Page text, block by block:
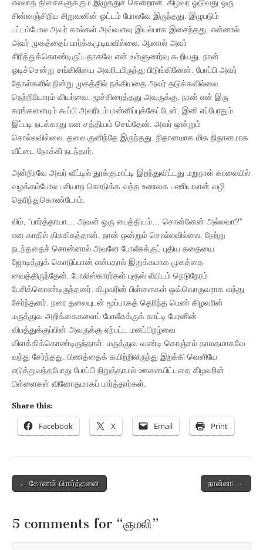
எல்லாத் திசைகளுக்கும் இழுத்துச் சென்றான். கிழவர் ஓடுவது ஒரு
சின்னஞ்சிறிய சிறுவனின் ஓட்டம் போலவே இருந்தது. இழுபடும்
பட்டம்போல அவர் கால்கள் அவ்வளவு இயல்பாக இசைந்தது. என்னால்
அவர் முகத்தைப் பார்க்கமுடியவில்லை. ஆனால் அவர்
சிரித்துக்கொண்டிருப்பதாகவே என் உள்ளுணர்வு கூறியது. நான்
ஓடிச்சென்று சங்கிலியை அவரிடமிருந்து பிடுங்கினேன். போப்பி அவர்
தோள்களில் நின்று முகத்தில் நக்கியதை அவர் தடுக்கவில்லை.
நெற்றியோரம் வியர்வை. மூச்சிரைத்தது அவருக்கு. நான் என் இரு
கரங்களையும் கூப்பி அவரிடம் மன்னிப்புக்கேட்டேன். இனி எப்போதும்
இப்படி நடக்காது என சத்தியம் செய்தேன். அவர் ஒன்றும்
சொல்லவில்லை. தலை குனிந்தே இருந்தது. நிதானமாக மிக நிதானமாக
வீட்டை நோக்கி நடந்தார்.
அன்றிரவே அவர் வீட்டில் தூக்குமாட்டி இறந்துவிட்டது மறுநாள் காலையில்
வழக்கம்போல பசியாற கொடுக்க வந்த உணவக பணியாளன் வழி
தெரிந்துகொண்டோம்.
லிம், “பார்த்தாயா… அவன் ஒரு பைத்தியம்… சொன்னேன் அல்லவா?”
என காதில் கிசுகிசுத்தான். நான் ஒன்றும் சொல்லவில்லை. நேற்று
நடந்ததைச் சொன்னால் அவனே போலீசுக்குப் புதிய கதையை
ஜோடித்துக் கொடுப்பான் என்பதால் இறுக்கமாக முகத்தை
வைத்திருந்தேன். போலிஸ்காரர்கள் புரூஸ் லீயிடம் நெடுநேரம்
பேசிக்கொண்டிருந்தனர். கிழவரின் பிள்ளைகள் ஒவ்வொருவராக வந்து
சேர்ந்தனர். நரை தலையுடன் மூப்பாகத் தெரிந்த பெண் கிழவரின்
மருத்துவ அறிக்கைகளைப் போலீசுக்குக் காட்டி பேரனின்
விபத்துக்குப்பின் அவருக்கு ஏற்பட்ட மனப்பிறழ்வை
விளக்கிக்கொண்டிருந்தாள். மருத்துவ வண்டி கொஞ்சம் தாமதமாகவே
வந்து சேர்ந்தது. பிணத்தைக் கயிற்றிலிருந்து இறக்கி வெளியே
எடுத்துவந்தபோது போப்பி நிறுத்தாமல் ஊளையிட்டதை கிழவரின்
பிள்ளைகள் வினோதமாகப் பார்த்தார்கள்.
Share this:
Facebook X Email Print
Post
← கோணல் பிரார்த்தனை நான்னா →
5 comments for “ஞமலி”